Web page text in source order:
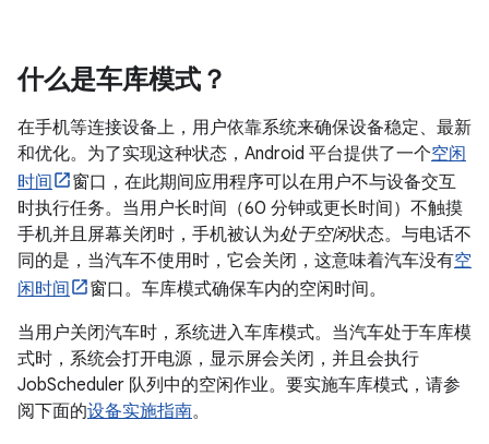
什么是车库模式？
在手机等连接设备上，用户依靠系统来确保设备稳定、最新
和优化。为了实现这种状态，Android 平台提供了一个空闲
时间
窗口，在此期间应用程序可以在用户不与设备交互
时执行任务。当用户长时间（60 分钟或更长时间）不触摸
手机并且屏幕关闭时，手机被认为处于空闲状态。与电话不
同的是，当汽车不使用时，它会关闭，这意味着汽车没有空
闲时间
窗口。车库模式确保车内的空闲时间。
当用户关闭汽车时，系统进入车库模式。当汽车处于车库模
式时，系统会打开电源，显示屏会关闭，并且会执行
JobScheduler 队列中的空闲作业。要实施车库模式，请参
阅下面的设备实施指南。